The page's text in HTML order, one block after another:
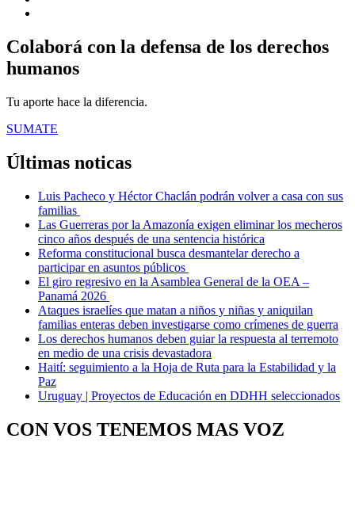
Colaborá con la defensa de los derechos
humanos
Tu aporte hace la diferencia.
SUMATE
Últimas noticas
Luis Pacheco y Héctor Chaclán podrán volver a casa con sus
familias
Las Guerreras por la Amazonía exigen eliminar los mecheros
cinco años después de una sentencia histórica
Reforma constitucional busca desmantelar derecho a
participar en asuntos públicos
El giro regresivo en la Asamblea General de la OEA –
Panamá 2026
Ataques israelíes que matan a niños y niñas y aniquilan
familias enteras deben investigarse como crímenes de guerra
Los derechos humanos deben guiar la respuesta al terremoto
en medio de una crisis devastadora
Haití: seguimiento a la Hoja de Ruta para la Estabilidad y la
Paz
Uruguay | Proyectos de Educación en DDHH seleccionados
CON VOS TENEMOS MAS VOZ